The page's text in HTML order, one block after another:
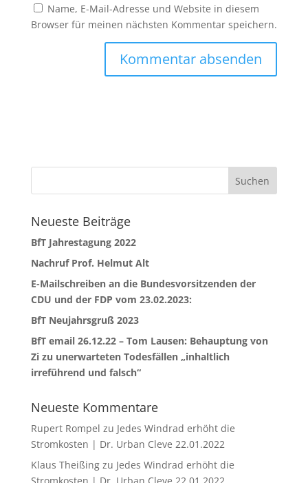
Name, E-Mail-Adresse und Website in diesem
Browser für meinen nächsten Kommentar speichern.
Neueste Beiträge
BfT Jahrestagung 2022
Nachruf Prof. Helmut Alt
E-Mailschreiben an die Bundesvorsitzenden der
CDU und der FDP vom 23.02.2023:
BfT Neujahrsgruß 2023
BfT email 26.12.22 – Tom Lausen: Behauptung von
Zi zu unerwarteten Todesfällen „inhaltlich
irreführend und falsch“
Neueste Kommentare
Rupert Rompel zu Jedes Windrad erhöht die
Stromkosten | Dr. Urban Cleve 22.01.2022
Klaus Theißingzu Jedes Windrad erhöht die